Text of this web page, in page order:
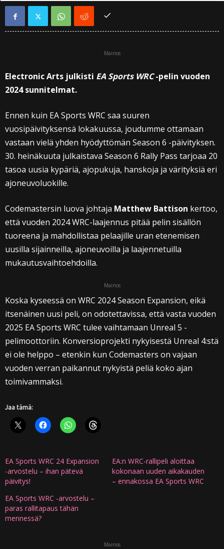
Mainos
Electronic Arts julkisti EA Sports WRC-pelin vuoden
2024 sunnitelmat.
Ennen kuin EA Sports WRC saa suuren
vuosipäivityksensä lokakuussa, joudumme ottamaan
vastaan vielä yhden hyödyttömän Season 6 -päivityksen.
30. heinäkuuta julkaistava Season 6 Rally Pass tarjoaa 20
tasoa uusia kypäriä, ajopukuja, hanskoja ja värityksiä eri
ajoneuvoluokille.
Codemastersin luova johtaja Matthew Battison kertoo,
että vuoden 2024 WRC-laajennus pitää pelin sisällön
tuoreena ja mahdollistaa pelaajille uran etenemisen
uusilla sijainneilla, ajoneuvoilla ja laajennetuilla
mukautusvaihtoehdoilla.
Mainos
Koska kyseessä on WRC 2024 Season Expansion, eikä
itsenäinen uusi peli, on odotettavissa, että vasta vuoden
2025 EA Sports WRC tulee vaihtamaan Unreal 5 -
pelimoottoriin. Konversioprojekti nykyisestä Unreal 4:stä
ei ole helppo – etenkin kun Codemasters on vajaan
vuoden verran paikannut nykyistä peliä koko ajan
toimivammaksi.
Jaa tämä:
EA Sports WRC 24 Expansion
-arvostelu – ihan pätevä
päivitys!
EA:n WRC-rallipeli aloittaa
kokonaan uuden aikakauden
– ennakossa EA Sports WRC
EA Sports WRC -arvostelu –
paras rallitapaus tähän
mennessä?
Mainos